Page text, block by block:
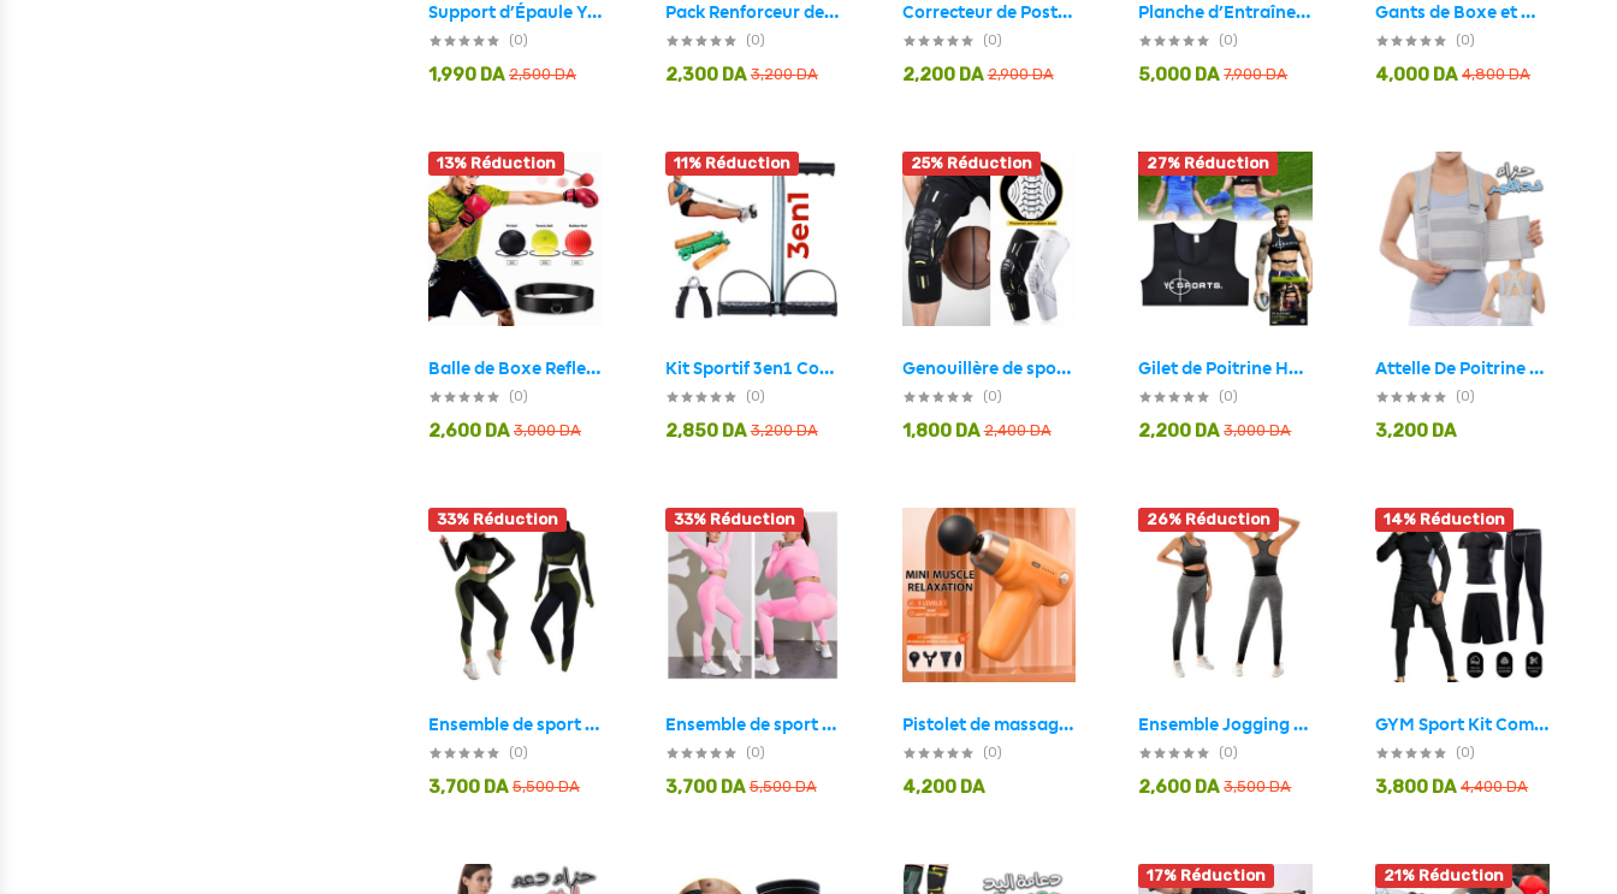
Support d’Épaule YC6083 – دعامة الكتف
(0)
2,500DA
1,990 DA
Pack Renforceur de Poignée 3en1- حزمة مقوي قبضة اليد
(0)
3,200DA
2,300 DA
Correcteur de Posture Posture Perfect – جهاز تصحيح الوضعية
(0)
2,900DA
2,200 DA
Planche d’Entraînement Multifonctionnelle avec Résistance Réglable – لوحة تمرين متعددة الوظائف بمقاومة قابلة للتعديل
(0)
7,900DA
5,000 DA
Gants de Boxe et MMA Demi-Doigts de Haute Qualité – قفازات البوكس
(0)
4,800DA
4,000 DA
13% Réduction
Balle de Boxe Reflex pour améliorer la coordination œil-main 3Pcs
(0)
3,000DA
2,600 DA
11% Réduction
Kit Sportif 3en1 Corde à Sauter , Poignet et Appareil pour Abdos
(0)
3,200DA
2,850 DA
25% Réduction
Genouillère de sport Anticollision Haute élasticité
(0)
2,400DA
1,800 DA
27% Réduction
Gilet de Poitrine Homme Athlète YC8515
(0)
3,000DA
2,200 DA
Attelle De Poitrine Unisexe, Bandoulière Réglable élastique Respirante
(0)
3,200 DA
33% Réduction
Ensemble de sport extensible pour femme 2 Pcs – Noir,Vert
(0)
5,500DA
3,700 DA
33% Réduction
Ensemble de sport extensible pour femme 2 Pcs – Rose
(0)
5,500DA
3,700 DA
Pistolet de massage silencieux professionnel à 5 vitesses, léger et portable
(0)
4,200 DA
26% Réduction
Ensemble Jogging Femmes pour Yoga, Pilate, Fitness
(0)
3,500DA
2,600 DA
14% Réduction
GYM Sport Kit Compression pour Hommes 3 pcs – طقم رياضي 3 قطع
(0)
4,400DA
3,800 DA
17% Réduction 21% Réduction